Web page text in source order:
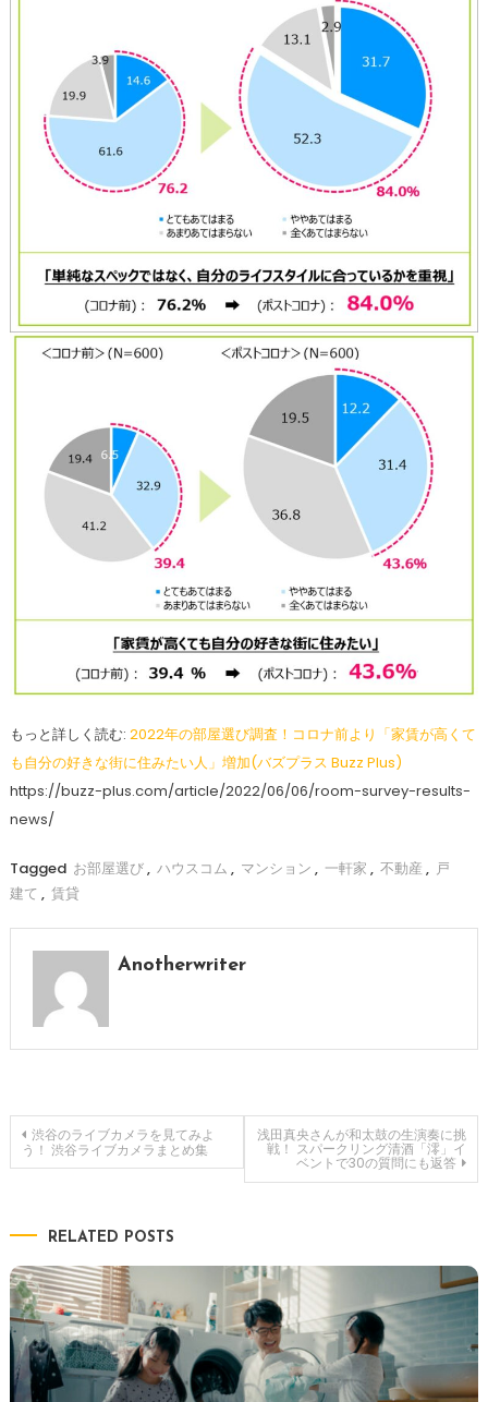
もっと詳しく読む: 2022年の部屋選び調査！コロナ前より「家賃が高くて
も自分の好きな街に住みたい人」増加(バズプラス Buzz Plus)
https://buzz-plus.com/article/2022/06/06/room-survey-results-
news/
Tagged お部屋選び, ハウスコム , マンション , 一軒家 , 不動産, 戸
建て , 賃貸
Anotherwriter
投
ナ
ビ
ゲ
ー
渋谷のライブカメラを見てみよ
う！ 渋谷ライブカメラまとめ集
浅田真央さんが和太鼓の生演奏に挑
戦！ スパークリング清酒「澪」イ
ベントで30の質問にも返答
RELATED POSTS